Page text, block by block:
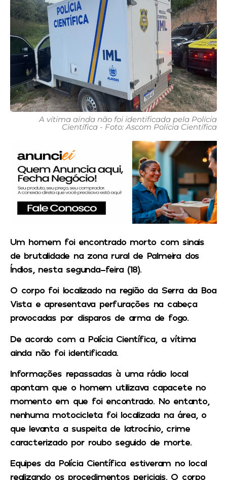
A vítima ainda não foi identificada pela Polícia
Científica - Foto: Ascom Polícia Científica
Um homem foi encontrado morto com sinais
de brutalidade na zona rural de Palmeira dos
Índios, nesta segunda-feira (18).
O corpo foi localizado na região da Serra da Boa
Vista e apresentava perfurações na cabeça
provocadas por disparos de arma de fogo.
De acordo com a Polícia Científica, a vítima
ainda não foi identificada.
Informações repassadas à uma rádio local
apontam que o homem utilizava capacete no
momento em que foi encontrado. No entanto,
nenhuma motocicleta foi localizada na área, o
que levanta a suspeita de latrocínio, crime
caracterizado por roubo seguido de morte.
Equipes da Polícia Científica estiveram no local
realizando os procedimentos periciais. O corpo